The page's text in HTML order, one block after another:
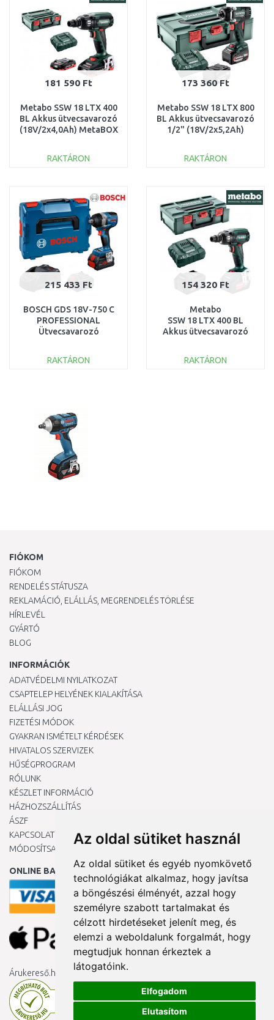
Az oldal sütiket használ
Az oldal sütiket és egyéb nyomkövető
technológiákat alkalmaz, hogy javítsa
a böngészési élményét, azzal hogy
személyre szabott tartalmakat és
célzott hirdetéseket jelenít meg, és
elemzi a weboldalunk forgalmát, hogy
megtudjuk honnan érkeztek a
látogatóink.
Elfogadom
Elutasítom
181 590 Ft
Metabo SSW 18 LTX 400
BL Akkus ütvecsavarozó
(18V/2x4,0Ah) MetaBOX
RAKTÁRON
Összehasonlítás
173 360 Ft
Metabo SSW 18 LTX 800
BL Akkus ütvecsavarozó
1/2" (18V/2x5,2Ah)
RAKTÁRON
Összehasonlítás
215 433 Ft
BOSCH GDS 18V-750 C
PROFESSIONAL
Ütvecsavarozó
RAKTÁRON
154 320 Ft
Metabo
SSW 18 LTX 400 BL
Akkus ütvecsavarozó
602205500
RAKTÁRON
FIÓKOM
FIÓKOM
RENDELÉS STÁTUSZA
REKLAMÁCIÓ, ELÁLLÁS, MEGRENDELÉS TÖRLÉSE
HÍRLEVÉL
GYÁRTÓ
BLOG
INFORMÁCIÓK
ADATVÉDELMI NYILATKOZAT
CSAPTELEP HELYÉNEK KIALAKÍTÁSA
ELÁLLÁSI JOG
FIZETÉSI MÓDOK
GYAKRAN ISMÉTELT KÉRDÉSEK
HIVATALOS SZERVIZEK
HŰSÉGPROGRAM
RÓLUNK
KÉSZLET INFORMÁCIÓ
HÁZHOZSZÁLLÍTÁS
ÁSZF
KAPCSOLAT
MÓDOSÍTSA A COOKIE-BEÁLLÍTÁSAIMAT
ONLINE BANKKÁRTYÁVAL
Árukereső.hu